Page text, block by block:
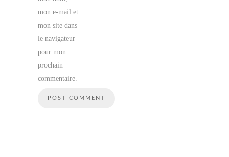
mon e-mail et
mon site dans
le navigateur
pour mon
prochain
commentaire.